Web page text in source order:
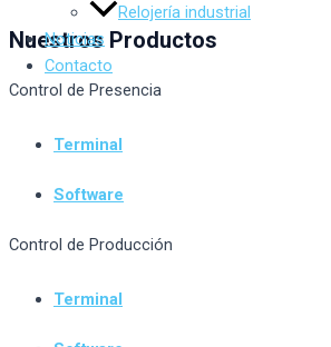
Relojería industrial
Noticias
Contacto
Nuestros Productos
Control de Presencia
Terminal
Software
Control de Producción
Terminal